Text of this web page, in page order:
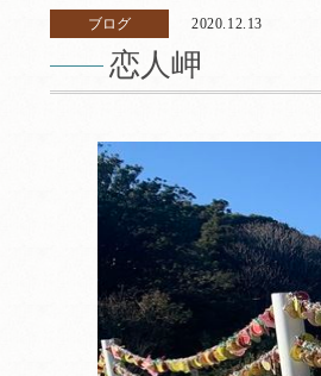
ブログ 2020.12.13
恋人岬